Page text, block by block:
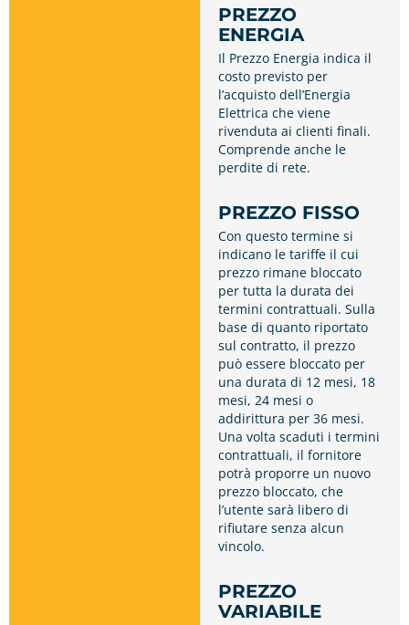
PREZZO
ENERGIA
Il Prezzo Energia indica il
costo previsto per
l’acquisto dell’Energia
Elettrica che viene
rivenduta ai clienti finali.
Comprende anche le
perdite di rete.
PREZZO FISSO
Con questo termine si
indicano le tariffe il cui
prezzo rimane bloccato
per tutta la durata dei
termini contrattuali. Sulla
base di quanto riportato
sul contratto, il prezzo
può essere bloccato per
una durata di 12 mesi, 18
mesi, 24 mesi o
addirittura per 36 mesi.
Una volta scaduti i termini
contrattuali, il fornitore
potrà proporre un nuovo
prezzo bloccato, che
l’utente sarà libero di
rifiutare senza alcun
vincolo.
PREZZO
VARIABILE